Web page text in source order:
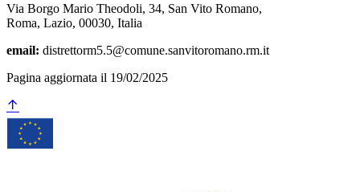
Via Borgo Mario Theodoli, 34, San Vito Romano,
Roma, Lazio, 00030, Italia
email: distrettorm5.5@comune.sanvitoromano.rm.it
Pagina aggiornata il 19/02/2025